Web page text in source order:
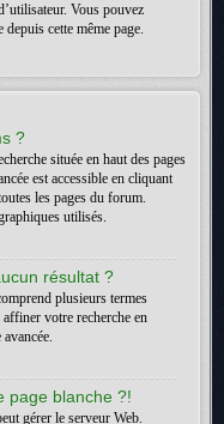
Vous pouvez
cette même page.
?
située en haut des pages
est accessible en cliquant
les pages du forum.
utilisés.
résultat ?
plusieurs termes
votre recherche en
page blanche ?!
gérer le serveur Web.